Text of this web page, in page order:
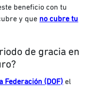
beneficio con tu
y que no cubre tu
de gracia en
Federación (DOF) el